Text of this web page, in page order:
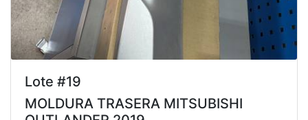
Lote #19
MOLDURA TRASERA MITSUBISHI